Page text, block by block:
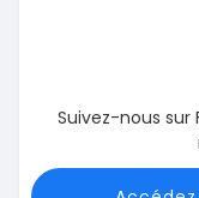
Suivez-nous